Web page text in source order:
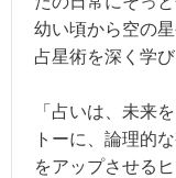
幼い頃から空の
占星術を深く学び
「占いは、未来
トーに、論理的
をアップさせる